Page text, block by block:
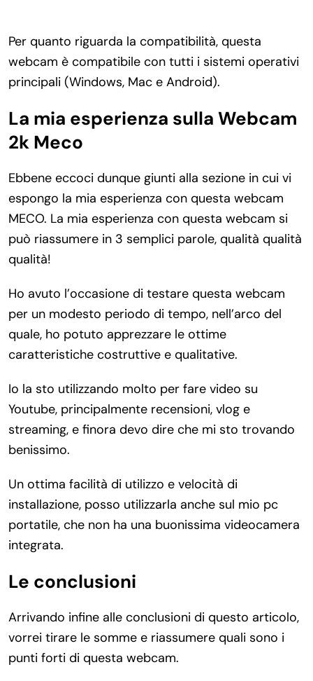
Per quanto riguarda la compatibilità, questa
webcam è compatibile con tutti i sistemi operativi
principali (Windows, Mac e Android).
La mia esperienza sulla Webcam
2k Meco
Ebbene eccoci dunque giunti alla sezione in cui vi
espongo la mia esperienza con questa webcam
MECO. La mia esperienza con questa webcam si
può riassumere in 3 semplici parole, qualità qualità
qualità!
Ho avuto l’occasione di testare questa webcam
per un modesto periodo di tempo, nell’arco del
quale, ho potuto apprezzare le ottime
caratteristiche costruttive e qualitative.
Io la sto utilizzando molto per fare video su
Youtube, principalmente recensioni, vlog e
streaming, e finora devo dire che mi sto trovando
benissimo.
Un ottima facilità di utilizzo e velocità di
installazione, posso utilizzarla anche sul mio pc
portatile, che non ha una buonissima videocamera
integrata.
Le conclusioni
Arrivando infine alle conclusioni di questo articolo,
vorrei tirare le somme e riassumere quali sono i
punti forti di questa webcam.